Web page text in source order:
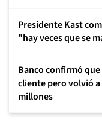
Presidente Kast
"hay veces que se
Banco confirmó
cliente pero volvió
millones